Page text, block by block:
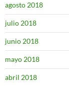
agosto 2018
julio 2018
junio 2018
mayo 2018
abril 2018